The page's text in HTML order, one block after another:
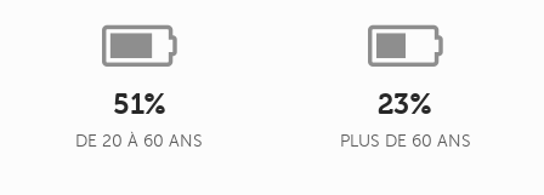
51%
DE 20 À 60 ANS
23%
PLUS DE 60 ANS